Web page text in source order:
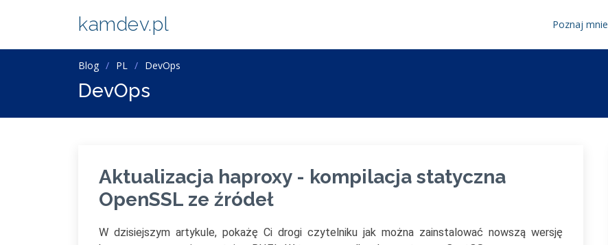
kamdev.pl Poznaj mnie
Blog PL DevOps
DevOps
Aktualizacja haproxy - kompilacja statyczna
OpenSSL ze źródeł
W dzisiejszym artykule, pokażę Ci drogi czytelniku jak można zainstalować nowszą wersję